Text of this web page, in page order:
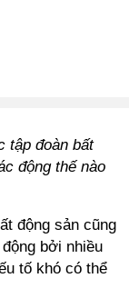
tập đoàn bất
động thế nào
động sản cũng
bởi nhiều
tố khó có thể